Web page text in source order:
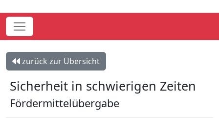
zurück zur Übersicht
Sicherheit in schwierigen Zeiten
Fördermittelübergabe